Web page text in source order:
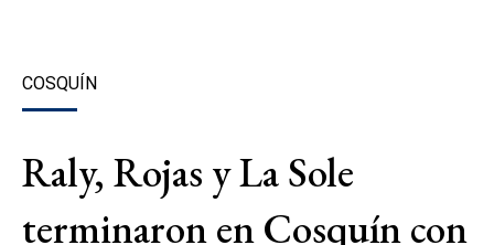
COSQUÍN
Raly, Rojas y La Sole
terminaron en Cosquín con